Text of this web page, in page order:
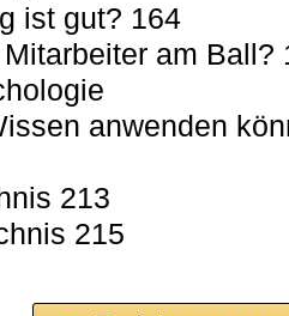
ist gut? 164
am Ball?
anwenden
213
215